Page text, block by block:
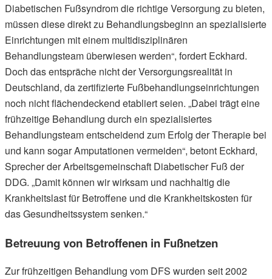
Diabetischen Fußsyndrom die richtige Versorgung zu bieten,
müssen diese direkt zu Behandlungsbeginn an spezialisierte
Einrichtungen mit einem multidisziplinären
Behandlungsteam überwiesen werden“, fordert Eckhard.
Doch das entspräche nicht der Versorgungsrealität in
Deutschland, da zertifizierte Fußbehandlungseinrichtungen
noch nicht flächendeckend etabliert seien. „Dabei trägt eine
frühzeitige Behandlung durch ein spezialisiertes
Behandlungsteam entscheidend zum Erfolg der Therapie bei
und kann sogar Amputationen vermeiden“, betont Eckhard,
Sprecher der Arbeitsgemeinschaft Diabetischer Fuß der
DDG. „Damit können wir wirksam und nachhaltig die
Krankheitslast für Betroffene und die Krankheitskosten für
das Gesundheitssystem senken.“
Betreuung von Betroffenen in Fußnetzen
Zur frühzeitigen Behandlung vom DFS wurden seit 2002